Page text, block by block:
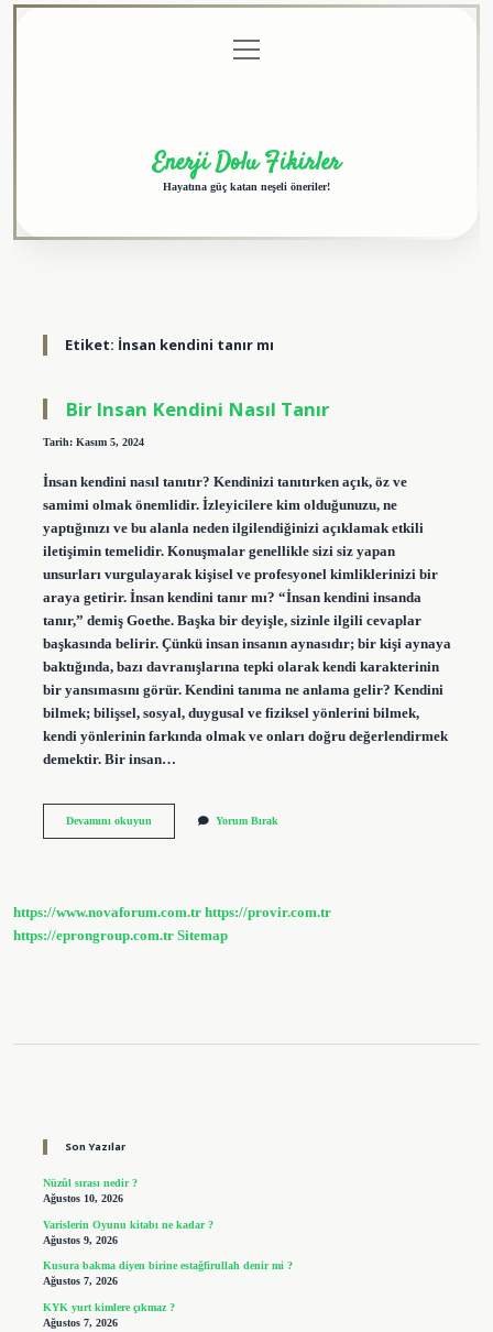
menüyü
aç
Enerji Dolu Fikirler
Hayatına güç katan neşeli öneriler!
Etiket: İnsan kendini tanır mı
Bir Insan Kendini Nasıl Tanır
Tarih: Kasım 5, 2024
İnsan kendini nasıl tanıtır? Kendinizi tanıtırken açık, öz ve
samimi olmak önemlidir. İzleyicilere kim olduğunuzu, ne
yaptığınızı ve bu alanla neden ilgilendiğinizi açıklamak etkili
iletişimin temelidir. Konuşmalar genellikle sizi siz yapan
unsurları vurgulayarak kişisel ve profesyonel kimliklerinizi bir
araya getirir. İnsan kendini tanır mı? “İnsan kendini insanda
tanır,” demiş Goethe. Başka bir deyişle, sizinle ilgili cevaplar
başkasında belirir. Çünkü insan insanın aynasıdır; bir kişi aynaya
baktığında, bazı davranışlarına tepki olarak kendi karakterinin
bir yansımasını görür. Kendini tanıma ne anlama gelir? Kendini
bilmek; bilişsel, sosyal, duygusal ve fiziksel yönlerini bilmek,
kendi yönlerinin farkında olmak ve onları doğru değerlendirmek
demektir. Bir insan…
Devamını okuyunBir
Yorum Bırak
https://www.novaforum.com.tr https://provir.com.tr
https://eprongroup.com.tr Sitemap
Son Yazılar
Nüzûl sırası nedir ?
Ağustos 10, 2026
Varislerin Oyunu kitabı ne kadar ?
Ağustos 9, 2026
Kusura bakma diyen birine estağfirullah denir mi ?
Ağustos 7, 2026
KYK yurt kimlere çıkmaz ?
Ağustos 7, 2026